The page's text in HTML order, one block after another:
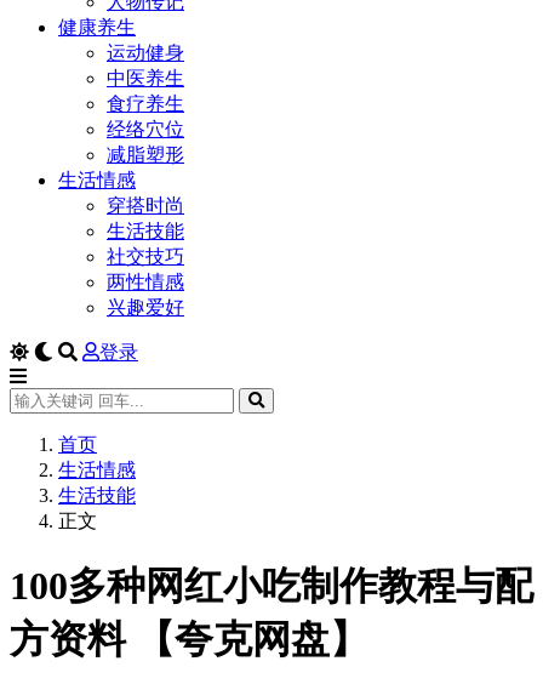
健康养生
运动健身
中医养生
食疗养生
经络穴位
减脂塑形
生活情感
穿搭时尚
生活技能
社交技巧
两性情感
兴趣爱好
登录
首页
生活情感
生活技能
正文
100多种网红小吃制作教程与配
方资料 【夸克网盘】